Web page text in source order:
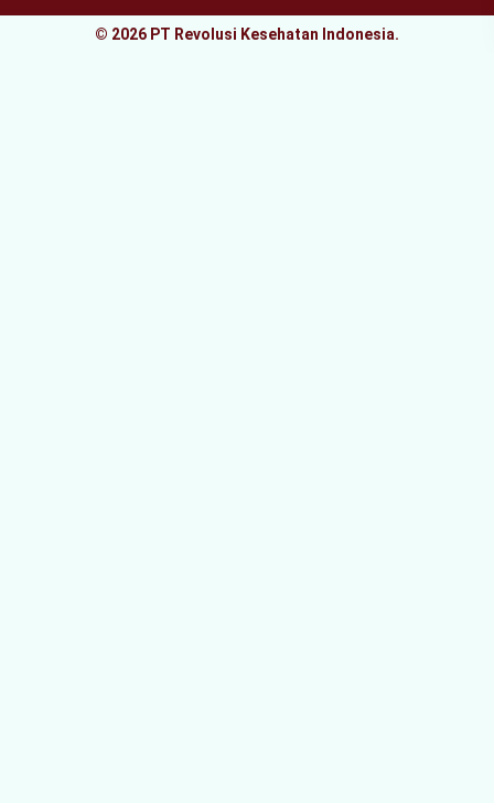
© 2026 PT Revolusi Kesehatan Indonesia.